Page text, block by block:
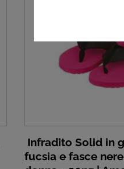
Infradito Solid in
fucsia e fasce